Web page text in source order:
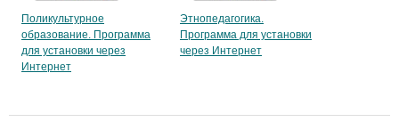
Поликультурное
образование. Программа
для установки через
Интернет
Этнопедагогика.
Программа для установки
через Интернет